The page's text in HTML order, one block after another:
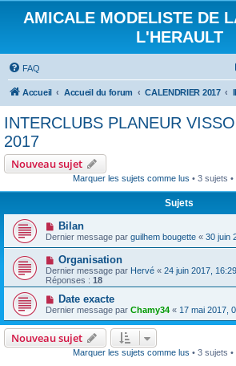
AMICALE MODELISTE DE
L'HERAULT
FAQ
Accueil Accueil du forum CALENDRIER 2017
INTERCLUBS PLANEUR
2017
Nouveau sujet
Marquer les sujets comme lus • 3 sujets
Sujets
Bilan
Dernier message par guilhem bougette « 30 juin
Organisation
Dernier message par Hervé « 24 juin 2017, 16:29
Réponses : 18
Date exacte
Dernier message par Chamy34 « 17 mai 2017,
Nouveau sujet
Marquer les sujets comme lus • 3 sujets